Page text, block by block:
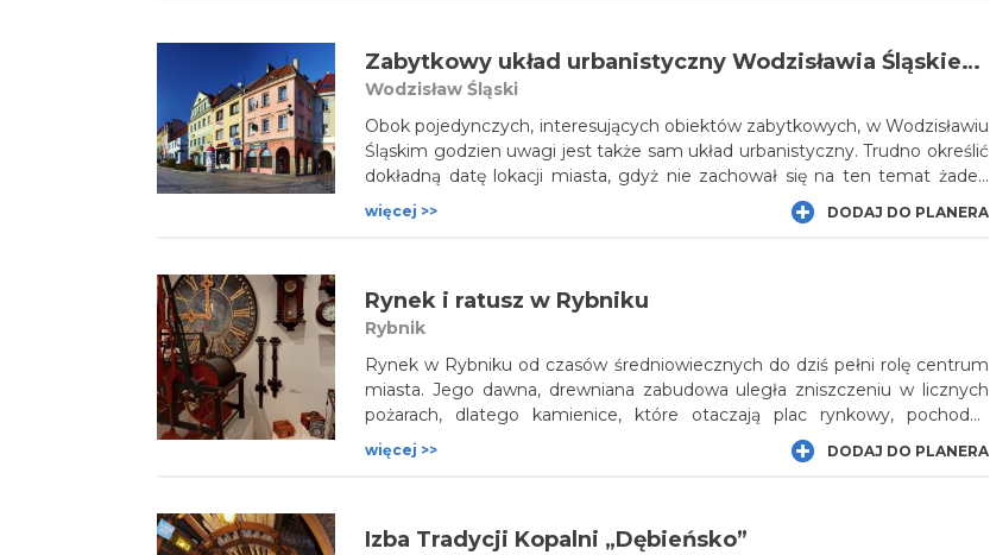
Zabytkowy układ urbanistyczny Wodzisławia Śląskiego
Wodzisław Śląski
Obok pojedynczych, interesujących obiektów zabytkowych, w Wodzisławiu
Śląskim godzien uwagi jest także sam układ urbanistyczny. Trudno określić
dokładną datę lokacji miasta, gdyż nie zachował się na ten temat żaden
dokument, choć miało to miejsce prawdopodobnie pomiędzy rokiem 1246
a 1257. Centralną część układu urbanistycznego Wodzisławia stanowi
więcej >> DODAJ DO PLANERA
Rynek i ratusz w Rybniku
Rybnik
Rynek w Rybniku od czasów średniowiecznych do dziś pełni rolę centrum
miasta. Jego dawna, drewniana zabudowa uległa zniszczeniu w licznych
pożarach, dlatego kamienice, które otaczają plac rynkowy, pochodzą
głównie z XIX i XX wieku. Wart uwagi jest klasycystyczny ratusz z lat 20. XIX
wieku, ozdobiony wieżą zegarową; obecnie mieści między innymi Muzeum
więcej >> DODAJ DO PLANERA
Izba Tradycji Kopalni „Dębieńsko”